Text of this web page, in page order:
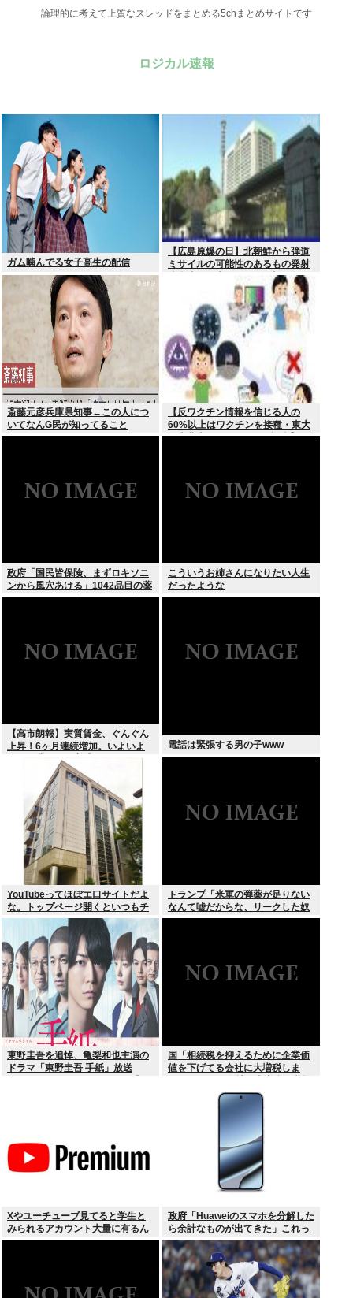
論理的に考えて上質なスレッドをまとめる5chまとめサイトです
ロジカル速報
ガム噛んでる女子高生の配信
【広島原爆の日】北朝鮮から弾道
ミサイルの可能性のあるもの発射
防衛省が発表8月6日 17時12分配
斎藤元彦兵庫県知事←この人につ
いてなんG民が知ってること
【反ワクチン情報を信じる人の
60%以上はワクチンを接種・東大
と東北大が3万1000人を調査】ワ
いる
政府「国民皆保険、まずロキソニ
ンから風穴あける」1042品目の薬
価4分の1を保険適用外で財布直
こういうお姉さんになりたい人生
だったような
【高市朗報】実質賃金、ぐんぐん
上昇！6ヶ月連続増加。いよいよ
国民も豊かさを実感か？インフレ
加速しなければ
電話は緊張する男の子www
YouTubeってほぼエ口サイトだよ
な。トップページ開くといつもチ
アダンスとかローアングルで撮影
した街撮り動画ばっか出てくるじ
ゃん
トランプ「米軍の弾薬が足りない
なんて嘘だからな、リークした奴
は懲役刑だ！」
東野圭吾を追悼、亀梨和也主演の
ドラマ「東野圭吾 手紙」放送
国「相続税を抑えるために企業価
値を下げてる会社に大増税しま
Xやユーチューブ見てると学生と
みられるアカウント大量に有るん
けど
政府「Huaweiのスマホを分解した
ら余計なものが出てきた」これっ
て結局なんだったの？